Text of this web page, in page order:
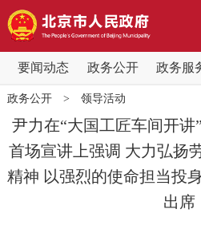
要闻动态 政务公开 政务服
要闻动态
党中央精神
北京要闻 会议信息
政务公开> 领导活动
尹力在“大国工匠车间开
首场宣讲上强调 大力弘扬
精神 以强烈的使命担当投
出席